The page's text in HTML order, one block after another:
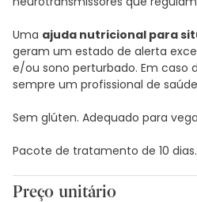
Uma ajuda nutricional para
geram um estado de alerta
e/ou sono perturbado. Em caso
sempre um profissional de
Sem glúten. Adequado para
Pacote de tratamento de 10 dias.
Preço unitário